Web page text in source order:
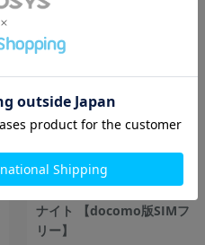
iPhone14 A2881
(MPUD3J/A) 128GB ミッド
ナイト 【docomo版SIMフ
リー】